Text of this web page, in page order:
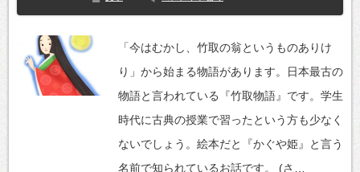
「今はむかし、竹取の翁というものありけ
り」から始まる物語があります。日本最古の
物語と言われている『竹取物語』です。学生
時代に古典の授業で習ったという方も少なく
ないでしょう。絵本だと『かぐや姫』と言う
名前で知られているお話です。 (さ…